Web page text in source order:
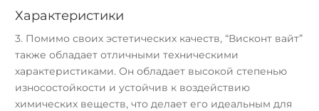
Характеристики
3. Помимо своих эстетических качеств, “Висконт вайт”
также обладает отличными техническими
характеристиками. Он обладает высокой степенью
износостойкости и устойчив к воздействию
химических веществ, что делает его идеальным для